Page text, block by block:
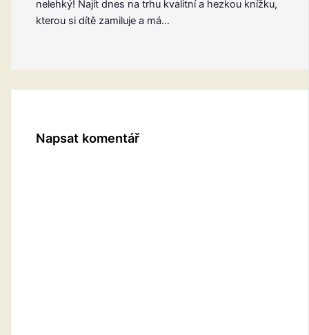
nelehký! Najít dnes na trhu kvalitní a hezkou knížku,
kterou si dítě zamiluje a má…
Napsat komentář